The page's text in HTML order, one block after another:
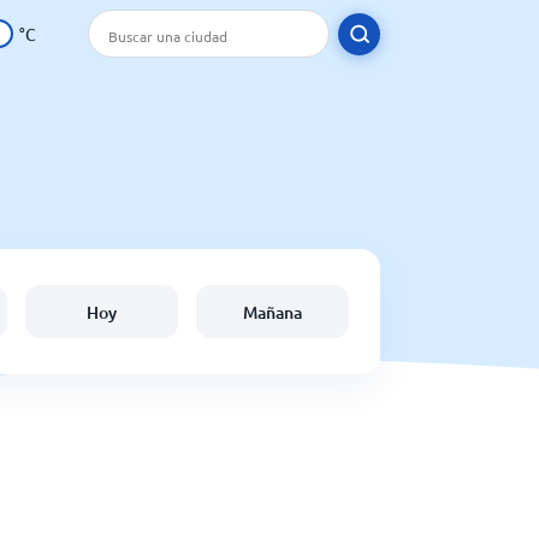
°C
Hoy Mañana